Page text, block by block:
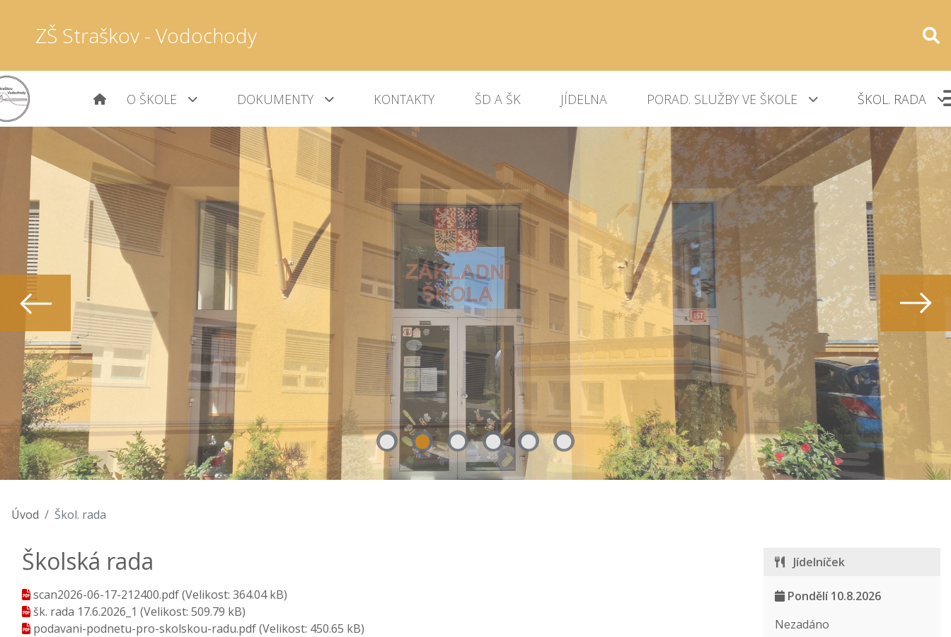
ZŠ Straškov - Vodochody
O ŠKOLE DOKUMENTY KONTAKTY ŠD A ŠK JÍDELNA PORAD. SLUŽBY VE ŠKOLE ŠKOL. RADA
Úvod Škol. rada
Školská rada
scan2026-06-17-212400.pdf(Velikost: 364.04 kB)
šk. rada 17.6.2026_1 (Velikost: 509.79 kB)
podavani-podnetu-pro-skolskou-radu.pdf(Velikost: 450.65 kB)
Jídelníček
Pondělí 10.8.2026
Nezadáno